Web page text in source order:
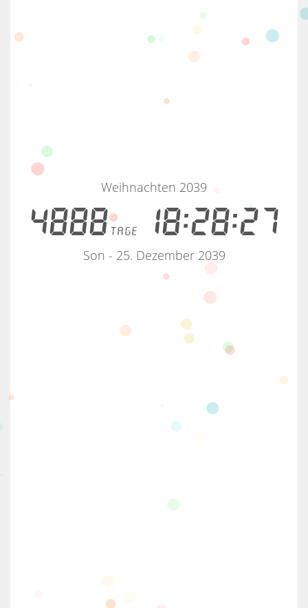
4888tage18:28:27
Weihnachten 2039
Son - 25. Dezember 2039